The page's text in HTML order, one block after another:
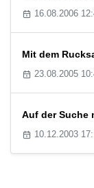
16.08.2006
Mit dem
23.08.2005
Auf der Suche
10.12.2003